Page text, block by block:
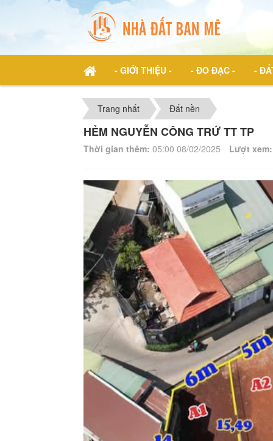
- GIỚI THIỆU - - ĐO ĐẠC - -
Trang nhất Đất nền
HẺM NGUYỄN CÔNG TRỨ TT TP
Thời gian thêm: 05:00 08/02/2025 Lượt xem: